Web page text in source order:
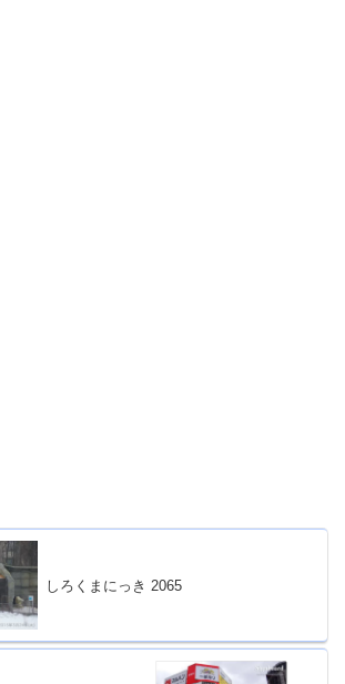
しろくまにっき 2065